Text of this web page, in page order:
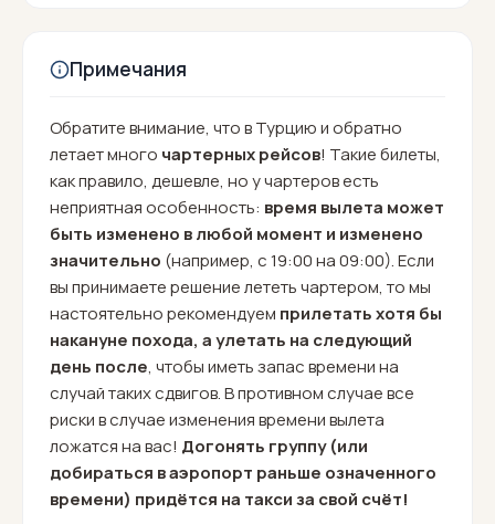
Примечания
Обратите внимание, что в Турцию и обратно
летает много чартерных рейсов! Такие билеты,
как правило, дешевле, но у чартеров есть
неприятная особенность: время вылета может
быть изменено в любой момент и изменено
значительно (например, с 19:00 на 09:00). Если
вы принимаете решение лететь чартером, то мы
настоятельно рекомендуем прилетать хотя бы
накануне похода, а улетать на следующий
день после, чтобы иметь запас времени на
случай таких сдвигов. В противном случае все
риски в случае изменения времени вылета
ложатся на вас! Догонять группу (или
добираться в аэропорт раньше означенного
времени) придётся на такси за свой счёт!